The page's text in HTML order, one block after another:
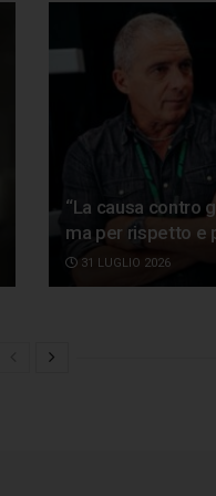
“La causa contro
ma per rispetto e
31 LUGLIO 2026